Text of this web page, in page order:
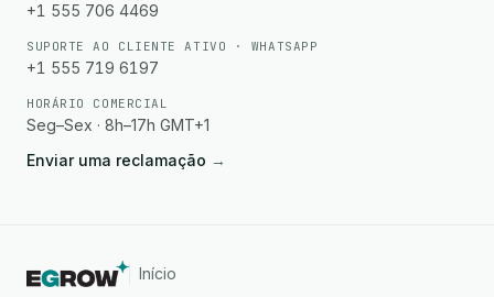
+1 555 706 4469
SUPORTE AO CLIENTE ATIVO · WHATSAPP
+1 555 719 6197
HORÁRIO COMERCIAL
Seg–Sex · 8h–17h GMT+1
Enviar uma reclamação →
Início